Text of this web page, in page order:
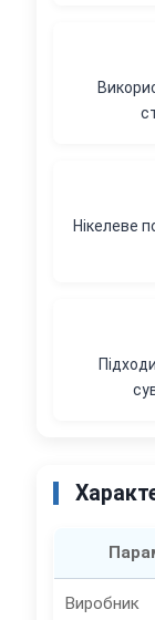
Нікелеве
Виробник